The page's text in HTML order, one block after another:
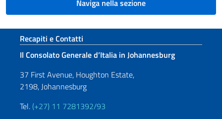
Naviga nella sezione
Sezione footer
Recapiti e Contatti
Il Consolato Generale d’Italia in Johannesburg
37 First Avenue, Houghton Estate,
2198, Johannesburg
Tel. (+27) 11 7281392/93